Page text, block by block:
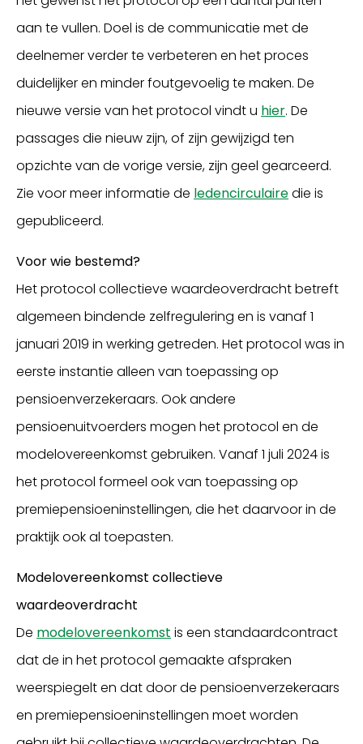
aan te vullen. Doel is de communicatie met de
deelnemer verder te verbeteren en het proces
duidelijker en minder foutgevoelig te maken. De
nieuwe versie van het protocol vindt u hier. De
passages die nieuw zijn, of zijn gewijzigd ten
opzichte van de vorige versie, zijn geel gearceerd.
Zie voor meer informatie de ledencirculairedie is
gepubliceerd.
Voor wie bestemd?
Het protocol collectieve waardeoverdracht betreft
algemeen bindende zelfregulering en is vanaf 1
januari 2019 in werking getreden. Het protocol was in
eerste instantie alleen van toepassing op
pensioenverzekeraars. Ook andere
pensioenuitvoerders mogen het protocol en de
modelovereenkomst gebruiken. Vanaf 1 juli 2024 is
het protocol formeel ook van toepassing op
premiepensioeninstellingen, die het daarvoor in de
praktijk ook al toepasten.
Modelovereenkomst collectieve
waardeoverdracht
De modelovereenkomst is een standaardcontract
dat de in het protocol gemaakte afspraken
weerspiegelt en dat door de pensioenverzekeraars
en premiepensioeninstellingen moet worden